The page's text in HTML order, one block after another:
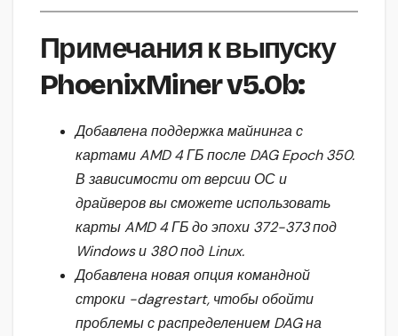
Примечания к выпуску
PhoenixMiner v5.0b:
Добавлена поддержка майнинга с
картами AMD 4 ГБ после DAG Epoch 350.
В зависимости от версии ОС и
драйверов вы сможете использовать
карты AMD 4 ГБ до эпохи 372-373 под
Windows и 380 под Linux.
Добавлена новая опция командной
строки -dagrestart, чтобы обойти
проблемы с распределением DAG на